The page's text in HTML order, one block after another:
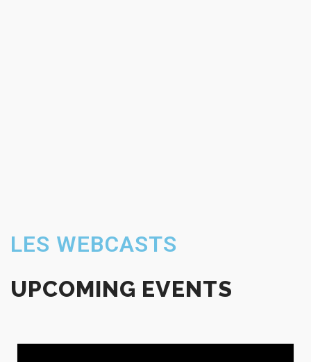
LES WEBCASTS
UPCOMING EVENTS